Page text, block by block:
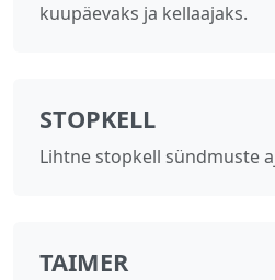
kuupäevaks ja kellaajaks.
STOPKELL
Lihtne stopkell sündmuste
TAIMER